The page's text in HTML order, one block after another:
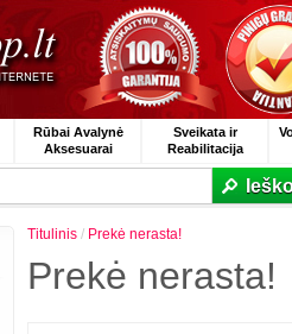
Rūbai Avalynė
Aksesuarai
Sveikata ir
Reabilitacija
Titulinis / Prekė nerasta!
Prekė nerasta!